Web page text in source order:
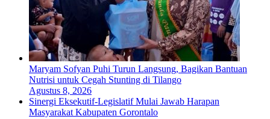
Maryam Sofyan Puhi Turun Langsung, Bagikan Bantuan
Nutrisi untuk Cegah Stunting di Tilango
Agustus 8, 2026
Sinergi Eksekutif-Legislatif Mulai Jawab Harapan
Masyarakat Kabupaten Gorontalo